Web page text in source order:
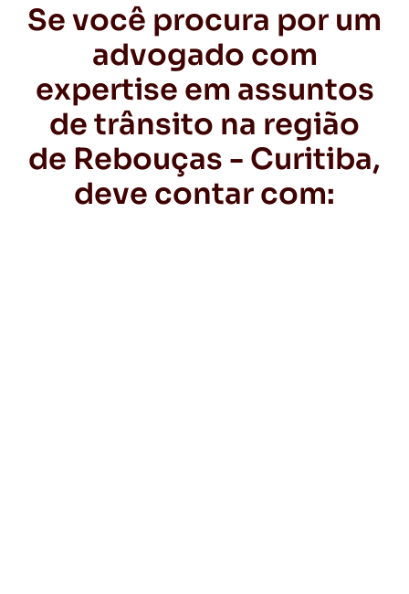
Se você procura por um
advogado com
expertise em assuntos
de trânsito na região
de Rebouças - Curitiba,
deve contar com: